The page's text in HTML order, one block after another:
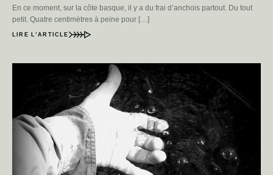
En ce moment, sur la côte basque, il y a du frai d’anchois partout. Du tout
petit. Quatre centimètres à peine pour […]
LIRE L’ARTICLE